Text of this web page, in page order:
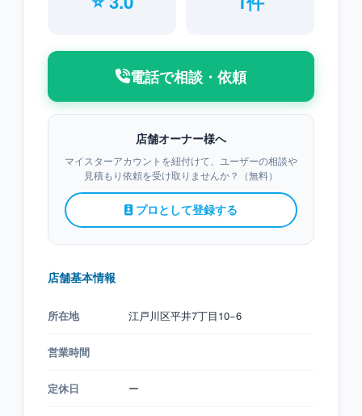
電話で相談・依頼
店舗オーナー様へ
マイスターアカウントを紐付けて、ユーザーの相談や
見積もり依頼を受け取りませんか？（無料）
プロとして登録する
店舗基本情報
所在地 江戸川区平井7丁目10−6
営業時間
定休日 ー